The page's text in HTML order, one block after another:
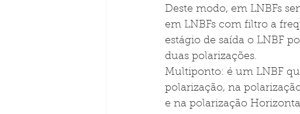
Deste modo, em LNBFs
em LNBFs com filtro a
estágio de saída o LNBF
duas polarizações.
Multiponto: é um LNBF
polarização, na
e na polarização